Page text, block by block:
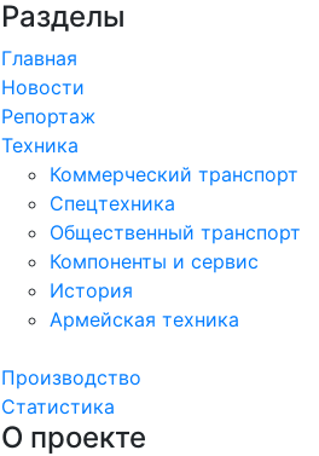
Разделы
Главная
Новости
Репортаж
Техника
Коммерческий транспорт
Спецтехника
Общественный транспорт
Компоненты и сервис
История
Армейская техника
Производство
Статистика
О проекте